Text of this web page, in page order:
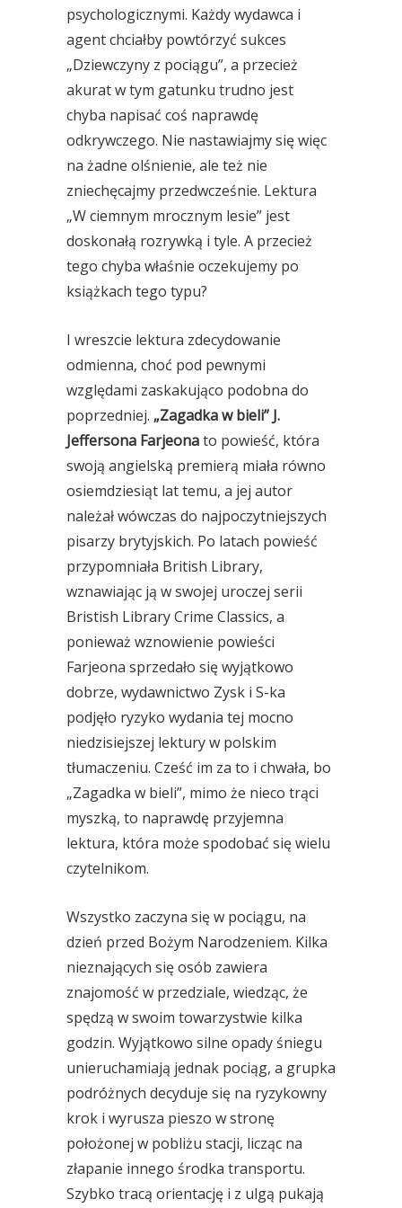
psychologicznymi. Każdy wydawca i
agent chciałby powtórzyć sukces
„Dziewczyny z pociągu”, a przecież
akurat w tym gatunku trudno jest
chyba napisać coś naprawdę
odkrywczego. Nie nastawiajmy się więc
na żadne olśnienie, ale też nie
zniechęcajmy przedwcześnie. Lektura
„W ciemnym mrocznym lesie” jest
doskonałą rozrywką i tyle. A przecież
tego chyba właśnie oczekujemy po
książkach tego typu?
I wreszcie lektura zdecydowanie
odmienna, choć pod pewnymi
względami zaskakująco podobna do
poprzedniej. „Zagadka w bieli” J.
Jeffersona Farjeonato powieść, która
swoją angielską premierą miała równo
osiemdziesiąt lat temu, a jej autor
należał wówczas do najpoczytniejszych
pisarzy brytyjskich. Po latach powieść
przypomniała British Library,
wznawiając ją w swojej uroczej serii
Bristish Library Crime Classics, a
ponieważ wznowienie powieści
Farjeona sprzedało się wyjątkowo
dobrze, wydawnictwo Zysk i S-ka
podjęło ryzyko wydania tej mocno
niedzisiejszej lektury w polskim
tłumaczeniu. Cześć im za to i chwała, bo
„Zagadka w bieli”, mimo że nieco trąci
myszką, to naprawdę przyjemna
lektura, która może spodobać się wielu
czytelnikom.
Wszystko zaczyna się w pociągu, na
dzień przed Bożym Narodzeniem. Kilka
nieznających się osób zawiera
znajomość w przedziale, wiedząc, że
spędzą w swoim towarzystwie kilka
godzin. Wyjątkowo silne opady śniegu
unieruchamiają jednak pociąg, a grupka
podróżnych decyduje się na ryzykowny
krok i wyrusza pieszo w stronę
położonej w pobliżu stacji, licząc na
złapanie innego środka transportu.
Szybko tracą orientację i z ulgą pukają